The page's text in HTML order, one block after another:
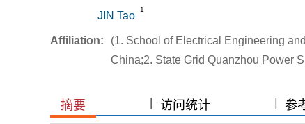
JIN Tao
1
Affiliation:
(1. School of Electrical Engineering
China;2. State Grid Quanzhou Power
摘要 || 访问统计 | 参